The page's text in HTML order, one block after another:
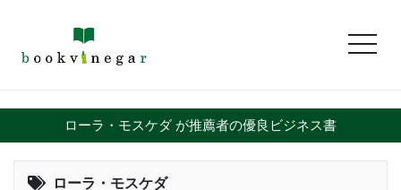
ローラ・モスケダ が推薦者の優良ビジネス書
ローラ・モスケダ